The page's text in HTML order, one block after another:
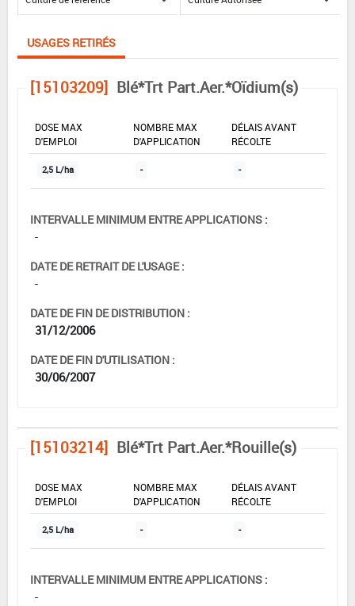
USAGES RETIRÉS
[15103209] Blé*Trt Part.Aer.*Oïdium(s)
DOSE MAX
D'EMPLOI
NOMBRE MAX
D'APPLICATION
DÉLAIS AVANT
RÉCOLTE
2,5 L/ha - -
INTERVALLE MINIMUM ENTRE APPLICATIONS :
-
DATE DE RETRAIT DE L'USAGE :
-
DATE DE FIN DE DISTRIBUTION :
31/12/2006
DATE DE FIN D'UTILISATION :
30/06/2007
[15103214] Blé*Trt Part.Aer.*Rouille(s)
DOSE MAX
D'EMPLOI
NOMBRE MAX
D'APPLICATION
DÉLAIS AVANT
RÉCOLTE
2,5 L/ha - -
INTERVALLE MINIMUM ENTRE APPLICATIONS :
-